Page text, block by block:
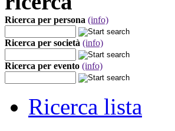
Ricerca per persona (info)
Ricerca per società (info)
Ricerca per evento (info)
Ricerca lista